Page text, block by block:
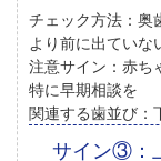
チェック方法：奥
より前に出ていな
注意サイン：赤ち
特に早期相談を
関連する歯並び：
サイン③：